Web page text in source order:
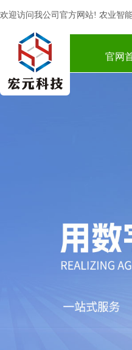
官网
欢迎访问我公司官方网站! 农业智